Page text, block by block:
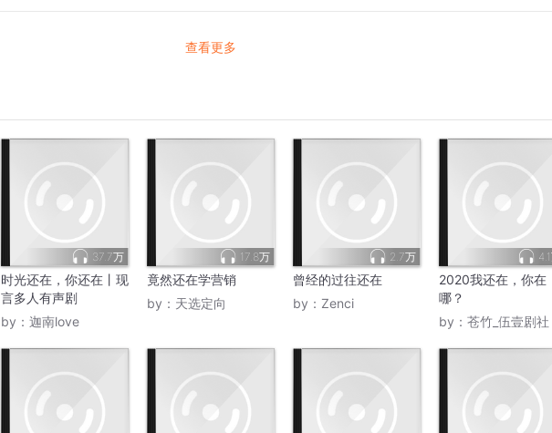
查看更多
37.7万
时光还在，你还在丨现
言多人有声剧
by： 迦南love
17.8万
竟然还在学营销
by： 天选定向
2.7万
曾经的过往还在
by： Zenci
2020我还在，你在
哪？
by： 苍竹_伍壹剧社